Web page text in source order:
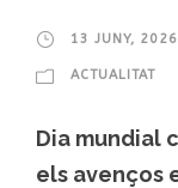
13 JUNY, 2026
ACTUALITAT
Dia mundial
els avenços